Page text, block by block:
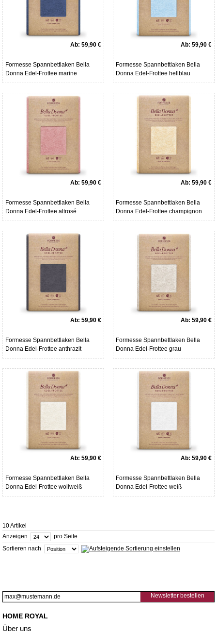
Ab: 59,90 €
Formesse Spannbettlaken Bella
Donna Edel-Frottee marine
Ab: 59,90 €
Formesse Spannbettlaken Bella
Donna Edel-Frottee hellblau
Ab: 59,90 €
Formesse Spannbettlaken Bella
Donna Edel-Frottee altrosé
Ab: 59,90 €
Formesse Spannbettlaken Bella
Donna Edel-Frottee champignon
Ab: 59,90 €
Formesse Spannbettlaken Bella
Donna Edel-Frottee anthrazit
Ab: 59,90 €
Formesse Spannbettlaken Bella
Donna Edel-Frottee grau
Ab: 59,90 €
Formesse Spannbettlaken Bella
Donna Edel-Frottee wollweiß
Ab: 59,90 €
Formesse Spannbettlaken Bella
Donna Edel-Frottee weiß
10 Artikel
Anzeigen
pro Seite
Sortieren nach
Newsletter bestellen
HOME ROYAL
Über uns